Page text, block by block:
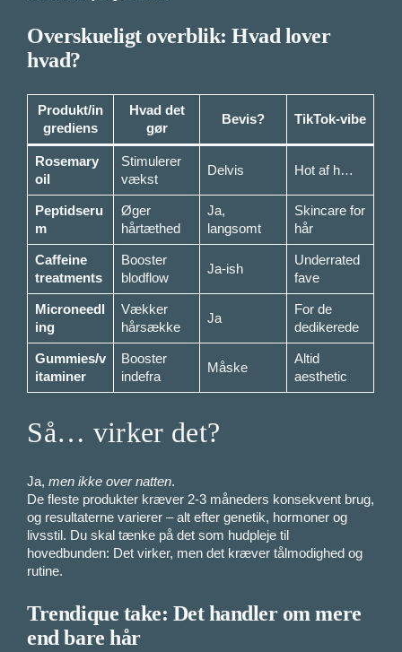
Overskueligt overblik: Hvad lover
hvad?
Produkt/in
grediens
Hvad det
gør
Bevis? TikTok-vibe
Rosemary
oil
Stimulerer
vækst
Delvis Hot af h…
Peptidseru
m
Øger
hårtæthed
Ja,
langsomt
Skincare for
hår
Caffeine
treatments
Booster
blodflow
Ja-ish
Underrated
fave
Microneedl
ing
Vækker
hårsække
Ja
For de
dedikerede
Gummies/v
itaminer
Booster
indefra
Måske
Altid
aesthetic
Så… virker det?
Ja,men ikke over natten.
De fleste produkter kræver 2-3 måneders konsekvent brug,
og resultaterne varierer – alt efter genetik, hormoner og
livsstil. Du skal tænke på det som hudpleje til
hovedbunden: Det virker, men det kræver tålmodighed og
rutine.
Trendique take: Det handler om mere
end bare hår